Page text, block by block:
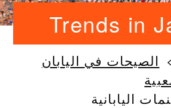
Trends in
الصيحات في اليابان
اليابانية